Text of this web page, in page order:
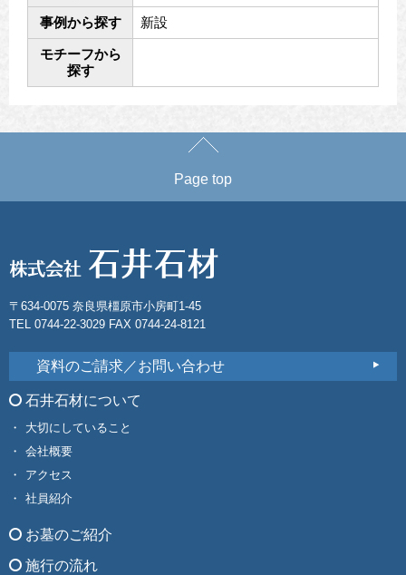
事例から探す 新設
モチーフから
探す
Page top
〒634-0075 奈良県橿原市小房町1-45
TEL 0744-22-3029 FAX 0744-24-8121
資料のご請求／お問い合わせ
石井石材について
大切にしていること
会社概要
アクセス
社員紹介
お墓のご紹介
施行の流れ